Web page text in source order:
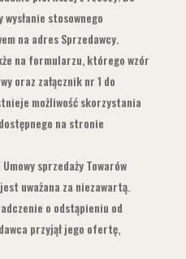
stosownego
na adres Sprzedawcy.
na formularzu, którego wzór
oraz załącznik nr 1 do
możliwość skorzystania
na stronie
sprzedaży Towarów
uważana za niezawartą.
o odstąpieniu od
przyjął jego ofertę,